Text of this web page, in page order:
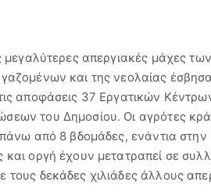
μεγαλύτερες απεργιακές μάχες
και της νεολαίας
αποφάσεις 37 Εργατικών
του Δημοσίου. Οι αγρότες
από 8 βδομάδες, ενάντια στην
οργή έχουν μετατραπεί σε
τους δεκάδες χιλιάδες άλλους